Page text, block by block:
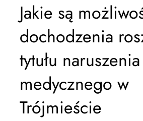
Jakie są
dochodzenia
tytułu
medycznego w
Trójmieście